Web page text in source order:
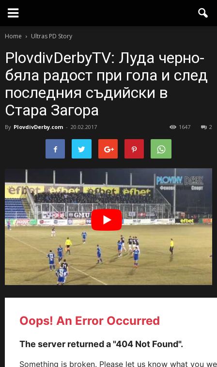
Home Ultras PD Story
PlovdivDerbyTV: Луда черно-
бяла радост при гола и след
последния съдийски в
Стара Загора
By PlovdivDerby.com - 20.02.2017 2
1647